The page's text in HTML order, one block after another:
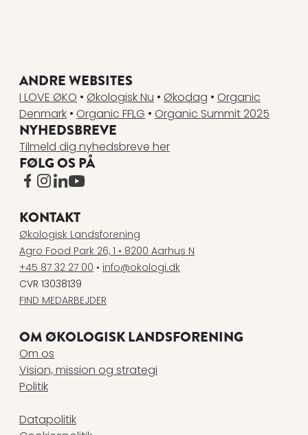
ANDRE WEBSITES
I LOVE ØKO • Økologisk Nu • Økodag • Organic
Denmark • Organic FFLG • Organic Summit 2025
NYHEDSBREVE
Tilmeld dig nyhedsbreve her
FØLG OS PÅ
www.facebook.com
www.instagram.com
www.linkedin.com
www.youtube.com
KONTAKT
Økologisk Landsforening
Agro Food Park 26, 1 • 8200 Aarhus N
+45 87 32 27 00 • info@okologi.dk
CVR 13038139
FIND MEDARBEJDER
OM ØKOLOGISK LANDSFORENING
Om os
Vision, mission og strategi
Politik
Datapolitik